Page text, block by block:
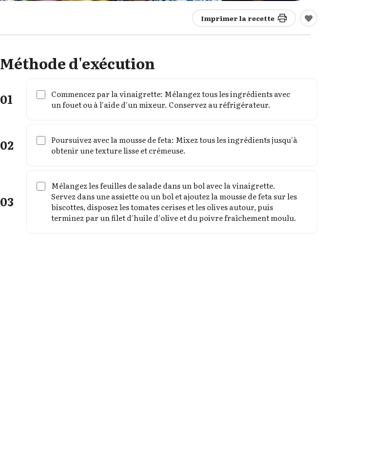
Imprimer la recette
Méthode d'exécution
01
Commencez par la vinaigrette: Mélangez tous les ingrédients avec
un fouet ou à l'aide d'un mixeur. Conservez au réfrigérateur.
02
Poursuivez avec la mousse de feta: Mixez tous les ingrédients jusqu'à
obtenir une texture lisse et crémeuse.
03
Mélangez les feuilles de salade dans un bol avec la vinaigrette.
Servez dans une assiette ou un bol et ajoutez la mousse de feta sur les
biscottes, disposez les tomates cerises et les olives autour, puis
terminez par un filet d'huile d'olive et du poivre fraîchement moulu.